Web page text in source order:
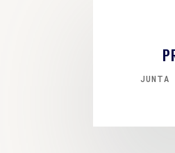
JUNTA